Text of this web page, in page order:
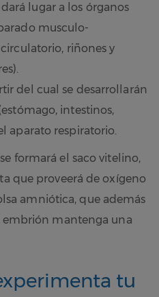
dará lugar a los órganos
musculo-
riñones y
del cual se desarrollarán
intestinos,
aparato respiratorio.
formará el saco vitelino,
que proveerá de oxígeno
amniótica, que además
mantenga una
tu